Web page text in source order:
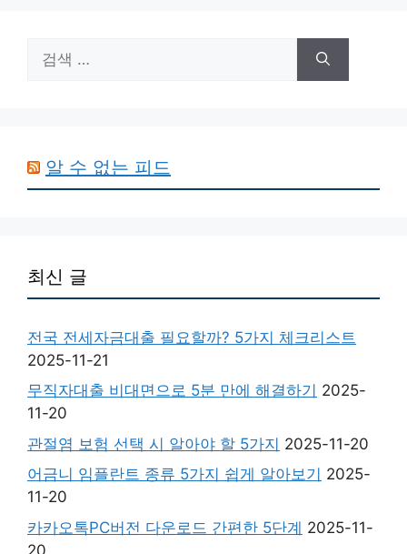
색:
알 수 없는 피드
최신 글
전국 전세자금대출 필요할까? 5가지 체크리스트
2025-11-21
무직자대출 비대면으로 5분 만에 해결하기 2025-
11-20
관절염 보험 선택 시 알아야 할 5가지 2025-11-20
어금니 임플란트 종류 5가지 쉽게 알아보기 2025-
11-20
카카오톡PC버전 다운로드 간편한 5단계 2025-11-
20